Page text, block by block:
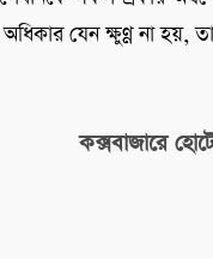
যেন ক্ষুণ্ণ না হয়,
কক্সবাজারে